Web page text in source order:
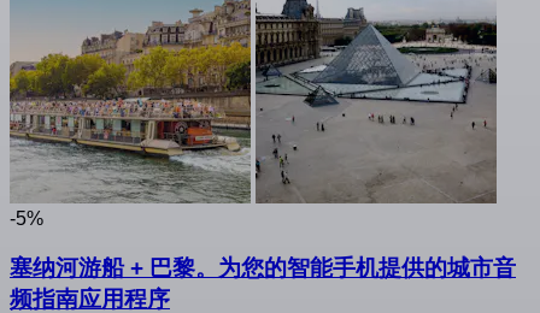
-5%
塞纳河游船 + 巴黎。为您的智能手机提供的城市音
频指南应用程序